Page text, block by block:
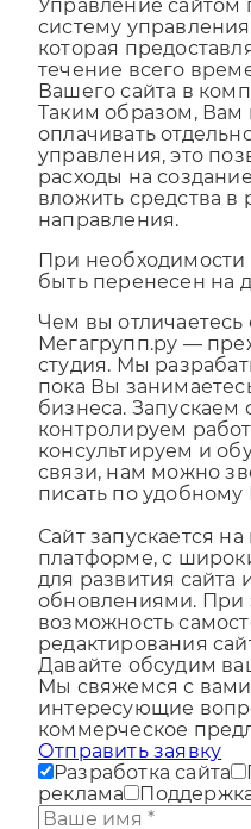
систему
которая
течение всего
Вашего сайта в
Таким образом, Вам
оплачивать
управления, это
расходы на
вложить средства
направления.
быть перенесен на
Мегагрупп.ру —
студия. Мы
пока Вы
бизнеса. Запускаем
контролируем
консультируем и
связи, нам можно
писать по удобному
платформе, с
для развития
обновлениями. При
возможность
редактирования
Давайте обсудим
Мы свяжемся с вами,
интересующие
коммерческое
Отправить заявку
Разработка сайта
реклама